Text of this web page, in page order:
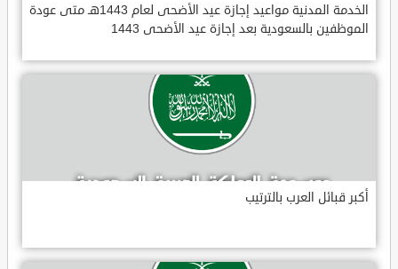
الخدمة المدنية مواعيد إجازة عيد الأضحى لعام 1443هـ متى عودة
الموظفين بالسعودية بعد إجازة عيد الأضحى 1443
أكبر قبائل العرب بالترتيب